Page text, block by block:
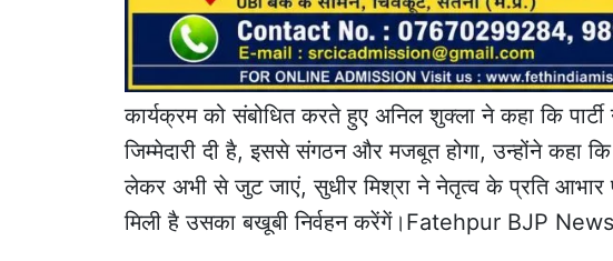
कार्यक्रम को संबोधित करते हुए अनिल शुक्ला ने कहा कि पार्टी
जिम्मेदारी दी है, इससे संगठन और मजबूत होगा, उन्होंने कहा
लेकर अभी से जुट जाएं, सुधीर मिश्रा ने नेतृत्व के प्रति आभार
मिली है उसका बखूबी निर्वहन करेंगें।Fatehpur BJP News